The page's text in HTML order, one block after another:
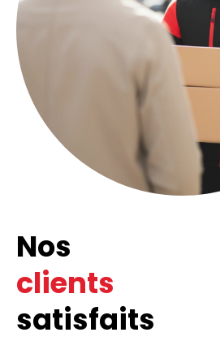
Nos
clients
satisfaits